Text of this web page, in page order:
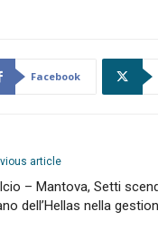
Facebook
article
– Mantova, Setti
dell’Hellas nella